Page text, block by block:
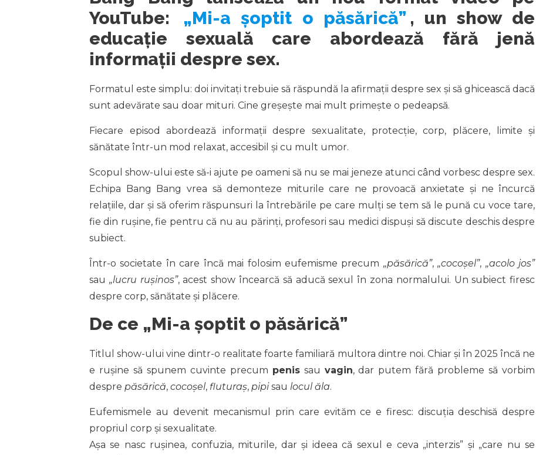
YouTube:
„Mi-a șoptit o păsărică” , un show de
educație sexuală care abordează fără jenă
informații despre sex.
Formatul este simplu: doi invitați trebuie să răspundă la afirmații despre sex și să ghicească dacă
sunt adevărate sau doar mituri. Cine greșește mai mult primește o pedeapsă.
Fiecare episod abordează informații despre sexualitate, protecție, corp, plăcere, limite și
sănătate într-un mod relaxat, accesibil și cu mult umor.
Scopul show-ului este să-i ajute pe oameni să nu se mai jeneze atunci când vorbesc despre sex.
Echipa Bang Bang vrea să demonteze miturile care ne provoacă anxietate și ne încurcă
relațiile, dar și să oferim răspunsuri la întrebările pe care mulți se tem să le pună cu voce tare,
fie din rușine, fie pentru că nu au părinți, profesori sau medici dispuși să discute deschis despre
subiect.
Într-o societate în care încă mai folosim eufemisme precum „păsărică”,„cocoșel”, „acolo jos”
sau „lucru rușinos”, acest show încearcă să aducă sexul în zona normalului. Un subiect firesc
despre corp, sănătate și plăcere.
De ce „Mi-a șoptit o păsărică”
Titlul show-ului vine dintr-o realitate foarte familiară multora dintre noi. Chiar și în 2025 încă ne
e rușine să spunem cuvinte precum penissau vagin, dar putem fără probleme să vorbim
despre păsărică, cocoșel, fluturaș, pipisau locul ăla.
Eufemismele au devenit mecanismul prin care evităm ce e firesc: discuția deschisă despre
propriul corp și sexualitate.
Așa se nasc rușinea, confuzia, miturile, dar și ideea că sexul e ceva „interzis” și „care nu se